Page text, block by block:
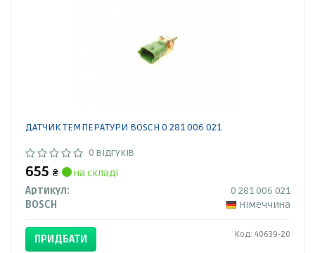
ДАТЧИК ТЕМПЕРАТУРИ BOSCH 0 281 006 021
0 відгуків
655 ₴
на складі
Артикул:
0 281 006 021
BOSCH
Німеччина
ПРИДБАТИ Код: 40639-20